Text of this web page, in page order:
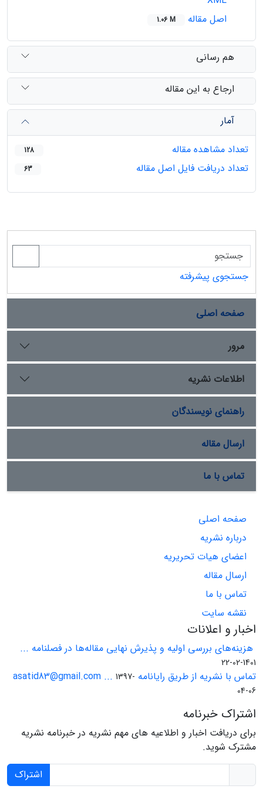
اصل مقاله
1.06 M
هم رسانی
ارجاع به این مقاله
آمار
تعداد مشاهده مقاله
128
تعداد دریافت فایل اصل مقاله 63
جستجوی پیشرفته
صفحه اصلی
مرور
اطلاعات نشریه
راهنمای نویسندگان
ارسال مقاله
تماس با ما
صفحه اصلی
درباره نشریه
اعضای هیات تحریریه
ارسال مقاله
تماس با ما
نقشه سایت
اخبار و اعلانات
هزینه‌های بررسی اولیه و پذیرش نهایی مقاله‌ها در فصلنامه ...
1401-02-22
تماس با نشریه از طریق رایانامه asatid83@gmail.com ... 1397-
04-06
اشتراک خبرنامه
برای دریافت اخبار و اطلاعیه های مهم نشریه در خبرنامه نشریه
مشترک شوید.
اشتراک